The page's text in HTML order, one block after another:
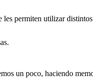
les permiten utilizar
un poco, haciendo